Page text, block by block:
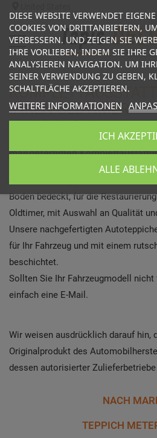
IHREN OLDTIMER
724 Artikel gefunden
Ersetzen Sie den Teppich Ihres
maßgefertigten
Boden bedeckt, für die
Oldtimer, mit Auswahl an Qualität
Unsere nachgefertigten
für Ihr Fahrzeug und mit einem
beschichtet.
Sollten Sie Ihr Fahrzeugmodell nicht
einfach eine E-Mail.
Wir weisen ausdrücklich darauf hin,
Originalprodukt des
dessen autorisierter
NACH
TEPPICH
DIESE WEBSITE VERWENDET
COOKIES VON DRITTANBIETERN,
VERBESSERN. UND ZEIGEN SIE
IHRE VORLIEBEN, INDEM SIE IHRE
ANALYSIEREN NAVIGATION. UM
SEINER VERWENDUNG ZU GEBEN,
SCHALTFLÄCHE AKZEPTIEREN.
WEITERE INFORMATIONEN
ALLE
ICH